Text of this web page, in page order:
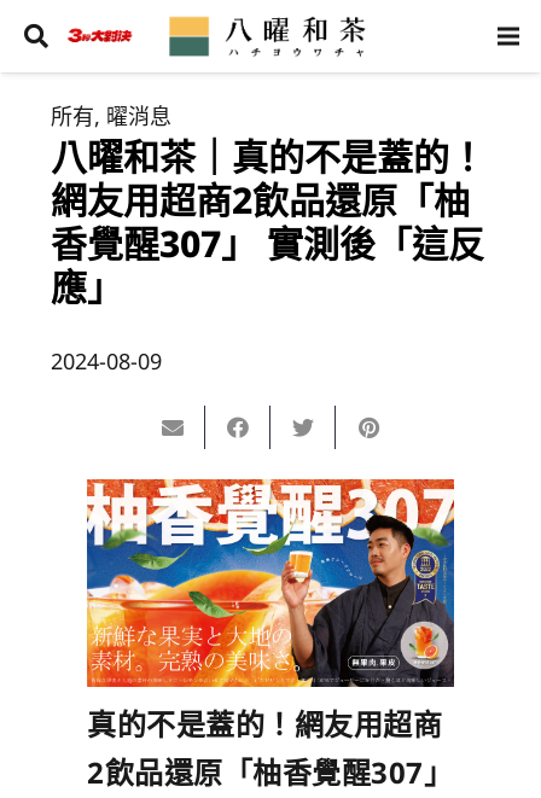
所有, 曜消息
八曜和茶｜真的不是蓋的！
網友用超商2飲品還原「柚
香覺醒307」 實測後「這反
應」
2024-08-09
真的不是蓋的！網友用超商
2飲品還原「柚香覺醒307」